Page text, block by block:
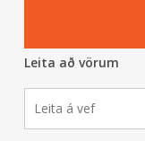
Leita að vörum